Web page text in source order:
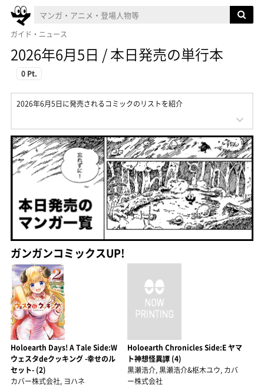
ガイド・ニュース
2026年6月5日 / 本日発売の単行本
0 Pt.
2026年6月5日に発売されるコミックのリストを紹介
ガンガンコミックスUP!
Holoearth Days! A Tale Side:W
ウェスタdeクッキング -幸せのル
セット- (2)
カバー株式会社, ヨハネ
Holoearth Chronicles Side:E ヤマ
ト神想怪異譚 (4)
黒瀬浩介, 黒瀬浩介&枢木ユウ, カバ
ー株式会社